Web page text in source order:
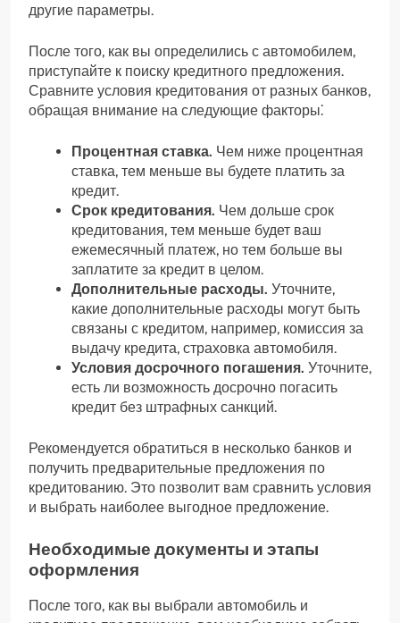
другие параметры.
После того, как вы определились с автомобилем,
приступайте к поиску кредитного предложения.
Сравните условия кредитования от разных банков,
обращая внимание на следующие факторы⁚
Процентная ставка. Чем ниже процентная
ставка, тем меньше вы будете платить за
кредит.
Срок кредитования. Чем дольше срок
кредитования, тем меньше будет ваш
ежемесячный платеж, но тем больше вы
заплатите за кредит в целом.
Дополнительные расходы. Уточните,
какие дополнительные расходы могут быть
связаны с кредитом, например, комиссия за
выдачу кредита, страховка автомобиля.
Условия досрочного погашения. Уточните,
есть ли возможность досрочно погасить
кредит без штрафных санкций.
Рекомендуется обратиться в несколько банков и
получить предварительные предложения по
кредитованию. Это позволит вам сравнить условия
и выбрать наиболее выгодное предложение.
Необходимые документы и этапы
оформления
После того, как вы выбрали автомобиль и